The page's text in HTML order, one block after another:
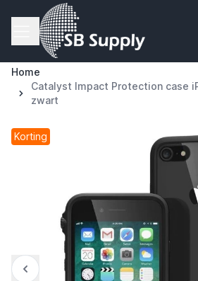
Ga naar de inhoud
Home
Catalyst Impact Protection case
zwart
Korting